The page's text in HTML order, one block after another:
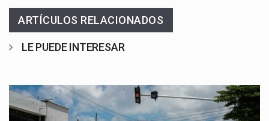
ARTÍCULOS RELACIONADOS
LE PUEDE INTERESAR